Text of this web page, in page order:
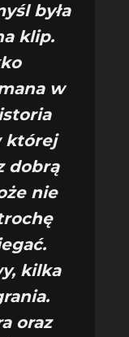
była
klip.
w
której
dobrą
nie
kilka
oraz